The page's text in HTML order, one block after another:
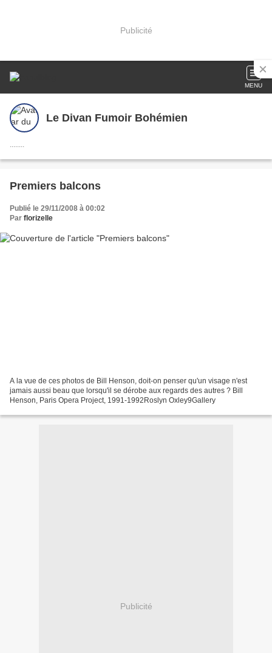
Publicité
MENU
Le Divan Fumoir Bohémien
........
Premiers balcons
Publié le 29/11/2008 à 00:02
Par florizelle
A la vue de ces photos de Bill Henson, doit-on penser qu'un visage n'est
jamais aussi beau que lorsqu'il se dérobe aux regards des autres ? Bill
Henson, Paris Opera Project, 1991-1992Roslyn Oxley9Gallery
Publicité